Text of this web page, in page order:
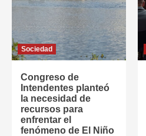
Sociedad
Congreso de
Intendentes planteó
la necesidad de
recursos para
enfrentar el
fenómeno de El Niño